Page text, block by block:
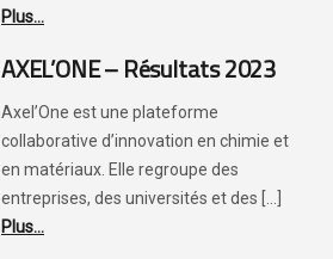
Plus...
AXEL’ONE – Résultats 2023
Axel’One est une plateforme
collaborative d’innovation en chimie et
en matériaux. Elle regroupe des
entreprises, des universités et des [...]
Plus...